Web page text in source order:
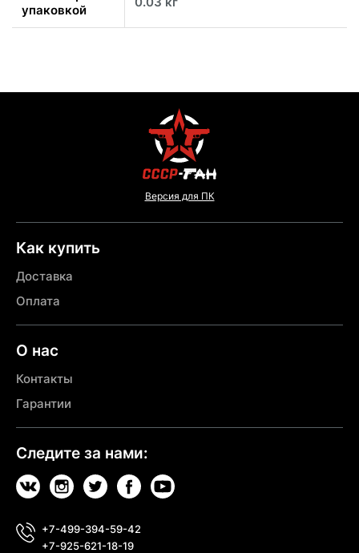
упаковкой
Версия для ПК
Как купить
Доставка
Оплата
О нас
Контакты
Гарантии
Следите за нами:
+7-499-394-59-42
+7-925-621-18-19